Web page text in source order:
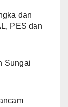
dan
PES dan
Sungai